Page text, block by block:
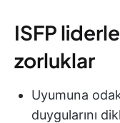
ISFP
zorluklar
Uyumuna
duygularını